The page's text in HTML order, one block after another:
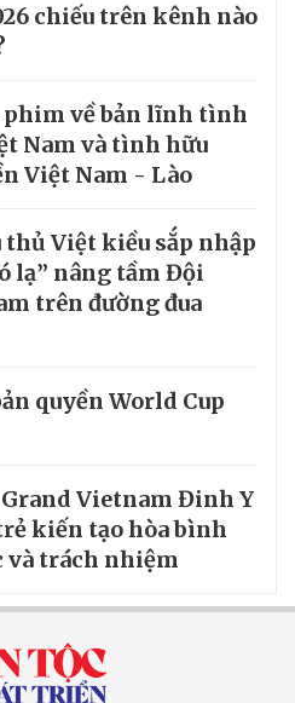
chiếu trên kênh nào
phim về bản lĩnh tình
Nam và tình hữu
Việt Nam - Lào
thủ Việt kiều sắp nhập
lạ” nâng tầm Đội
trên đường đua
quyền World Cup
Grand Vietnam Đinh Y
kiến tạo hòa bình
trách nhiệm